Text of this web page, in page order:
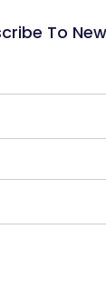
To